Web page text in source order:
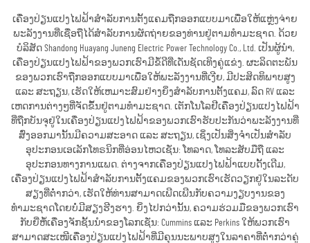
ເຄື່ອງປ່ຽນແປງໄຟຟ້າສຳລັບການຕັ້ງແຄມຖືກອອກແບບມາເພື່ອໃຫ້ແຫຼ່ງຈ່າຍ
ພະລັງງານທີ່ເຊື່ອຖືໄດ້ສຳລັບການຜັດຖ່າຍຂອງທ່ານຢູ່ຕາມທຳມະຊາດ. ດ້ວຍ
ບໍລິສັດ Shandong Huayang Juneng Electric Power Technology Co., Ltd. ເປັນຜູ້ນຳ,
ເຄື່ອງປ່ຽນແປງໄຟຟ້າຂອງພວກເຮົາມີຂໍ້ດີທີ່ເດັ່ນຊັດເທິງຄູ່ແຂ່ງ. ຜະລິດຕະພັນ
ຂອງພວກເຮົາຖືກອອກແບບມາເພື່ອໃຫ້ພະລັງງານທີ່ເງີຍ, ມີປະສິດທິພາບສູງ
ແລະ ສະຖຽນ, ເຮັດໃຫ້ເຫມາະສົມຢ່າງຍິ່ງສຳລັບການຕັ້ງແຄມ, ລົດ RV ແລະ
ເຫດການຕ່າງໆທີ່ຈັດຂຶ້ນຢູ່ຕາມທຳມະຊາດ. ເຕັກໂນໂລຢີເຄື່ອງປ່ຽນແປງໄຟຟ້າ
ທີ່ຖືກບັນຈຸຢູ່ໃນເຄື່ອງປ່ຽນແປງໄຟຟ້າຂອງພວກເຮົາຮັບປະກັນວ່າພະລັງງານທີ່
ສົ່ງອອກມານັ້ນມີຄວາມສະອາດ ແລະ ສະຖຽນ, ເຊິ່ງເປັນສິ່ງຈຳເປັນສຳລັບ
ອຸປະກອນເອເລັກໂທຣນິກທີ່ອ່ອນໄຫວເຊັ່ນ: ໂທລາດ, ໂທລະສັບມືຖື ແລະ
ອຸປະກອນທາງການແພດ. ຕ່າງຈາກເຄື່ອງປ່ຽນແປງໄຟຟ້າແບບດັ້ງເດີມ,
ເຄື່ອງປ່ຽນແປງໄຟຟ້າສຳລັບການຕັ້ງແຄມຂອງພວກເຮົາເຮັດວຽກຢູ່ໃນລະດັບ
ສຽງທີ່ຕ່ຳກວ່າ, ເຮັດໃຫ້ທ່ານສາມາດເພີດເພີນກັບຄວາມງຽບງານຂອງ
ທຳມະຊາດໂດຍບໍ່ມີສຽງຮີງຮາງ. ຍິ່ງໄປກວ່ານັ້ນ, ຄວາມຮ່ວມມືຂອງພວກເຮົາ
ກັບຍີ່ຫໍ້ເຄື່ອງຈັກຊັ້ນນຳຂອງໂລກເຊັ່ນ: Cummins ແລະ Perkins ໃຫ້ພວກເຮົາ
ສາມາດສະເໜີເຄື່ອງປ່ຽນແປງໄຟຟ້າທີ່ມີຄຸນນະພາບສູງໃນລາຄາທີ່ຕ່ຳກວ່າຄູ່